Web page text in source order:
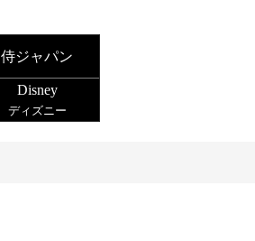
侍ジャパン
Disney
ディズニー